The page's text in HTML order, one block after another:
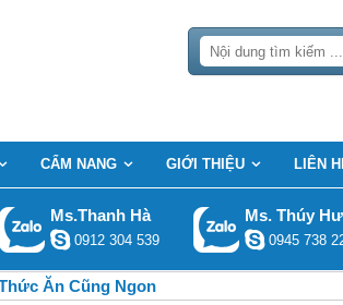
CẨM NANG GIỚI THIỆU LIÊN
Ms.Thanh Hà
0912 304 539
Ms. Thúy
0945 738
Ăn Cũng Ngon